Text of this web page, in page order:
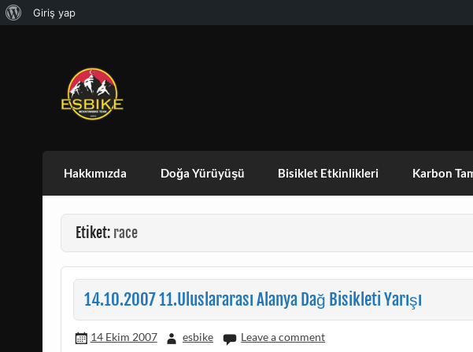
WordPress
Giriş yap
Skip
ESBIKE & ESDAG
ESKISEHIR BISIKLET TOPLULUGU VE ESKISEHIR DOGA
Hakkımızda Doğa Yürüyüşü Bisiklet Etkinlikleri Karbon
Etiket: race
14.10.2007 11.Uluslararası Alanya Dağ Bisikleti Yarışı
14 Ekim 2007 esbike Leave a comment